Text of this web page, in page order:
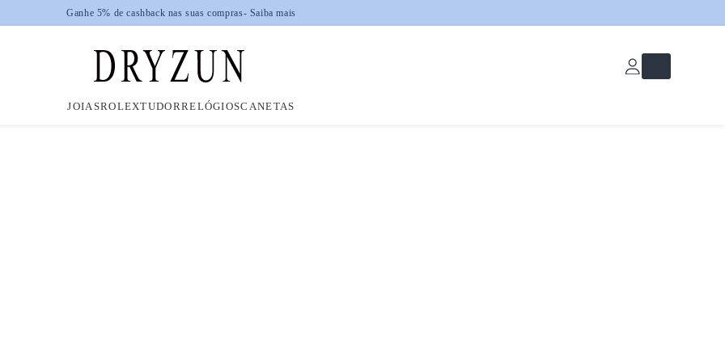
JOIASROLEXTUDORRELÓGIOSCANETAS